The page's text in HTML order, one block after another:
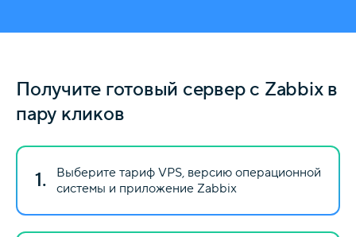
Получите готовый сервер с Zabbix в
пару кликов
1.
Выберите тариф VPS, версию операционной
системы и приложение Zabbix